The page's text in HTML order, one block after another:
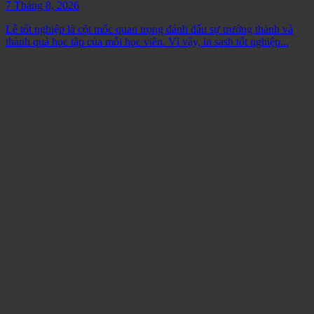
7 Tháng 8, 2026
Lễ tốt nghiệp là cột mốc quan trọng đánh dấu sự trưởng thành và
thành quả học tập của mỗi học viên. Vì vậy, in sash tốt nghiệp...